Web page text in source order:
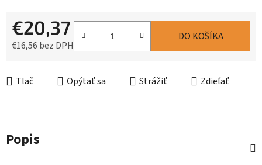
€20,37
€16,56 bez DPH
DO KOŠÍKA
Tlač Opýtať sa Strážiť Zdieľať
Popis